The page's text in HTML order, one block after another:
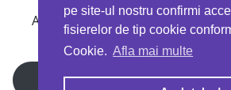
pe site-ul nostru confirmi
fisierelor de tip cookie
Cookie. Afla mai multe
Ai 40%reducere la orice
EATTRACK
Profită acum